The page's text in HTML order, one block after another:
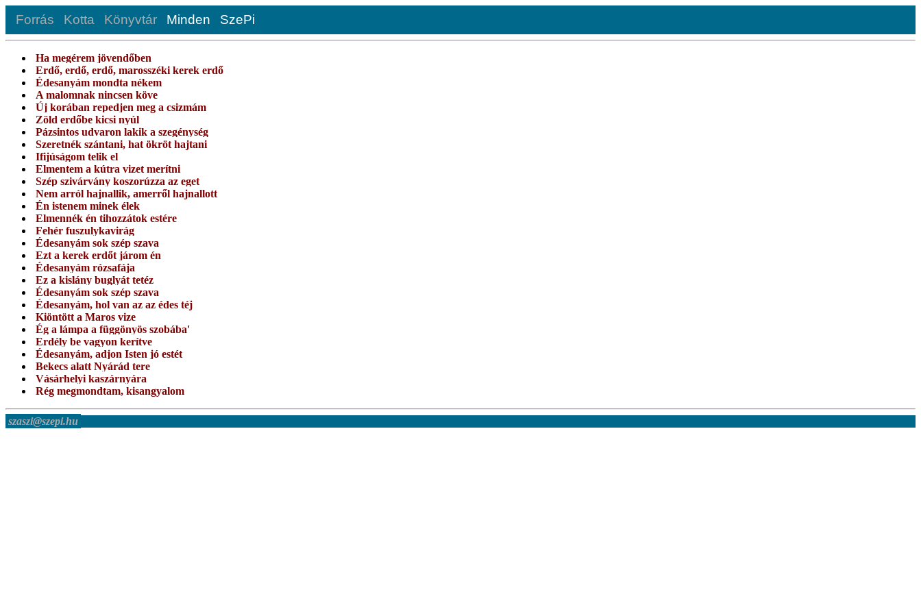
Forrás Kotta Könyvtár Minden SzePi
Ha megérem jövendőben
Erdő, erdő, erdő, marosszéki kerek erdő
Édesanyám mondta nékem
A malomnak nincsen köve
Új korában repedjen meg a csizmám
Zöld erdőbe kicsi nyúl
Pázsintos udvaron lakik a szegénység
Szeretnék szántani, hat ökröt hajtani
Ifijúságom telik el
Elmentem a kútra vizet merítni
Szép szivárvány koszorúzza az eget
Nem arról hajnallik, amerről hajnallott
Én istenem minek élek
Elmennék én tihozzátok estére
Fehér fuszulykavirág
Édesanyám sok szép szava
Ezt a kerek erdőt járom én
Édesanyám rózsafája
Ez a kislány buglyát tetéz
Édesanyám sok szép szava
Édesanyám, hol van az az édes téj
Kiöntött a Maros vize
Ég a lámpa a függönyös szobába'
Erdély be vagyon kerítve
Édesanyám, adjon Isten jó estét
Bekecs alatt Nyárád tere
Vásárhelyi kaszárnyára
Rég megmondtam, kisangyalom
szaszi@szepi.hu